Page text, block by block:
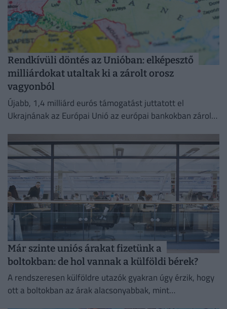
Rendkívüli döntés az Unióban: elképesztő
milliárdokat utaltak ki a zárolt orosz
vagyonból
Újabb, 1,4 milliárd eurós támogatást juttatott el
Ukrajnának az Európai Unió az európai bankokban zárolt
Már szinte uniós árakat fizetünk a
boltokban: de hol vannak a külföldi bérek?
A rendszeresen külföldre utazók gyakran úgy érzik, hogy
ott a boltokban az árak alacsonyabbak, mint